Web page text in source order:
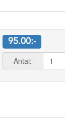
95.00:-
Antal: